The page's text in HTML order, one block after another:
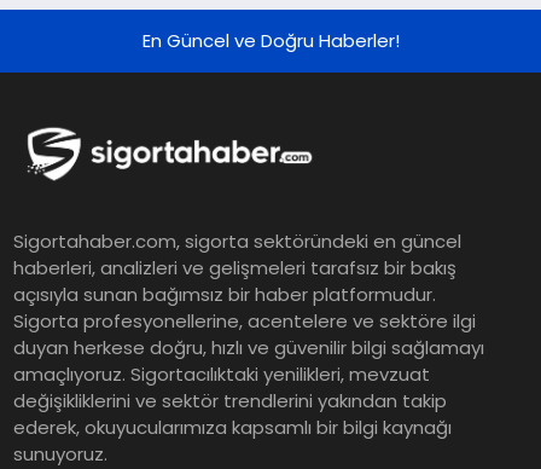
Grup Müdürü Olarak Atandı
ürünleri uzun vadeyi tutuyor
Şekerbank 2026 İlk Yarı Finansal
Sonuçları
ING Türkiye 2026 Yılının İlk
Yarısına İlişkin Konsolide Finansal
Sonuçlarını Açıkladı
En Güncel ve Doğru Haberler!
Sigortahaber.com, sigorta sektöründeki en güncel
haberleri, analizleri ve gelişmeleri tarafsız bir bakış
açısıyla sunan bağımsız bir haber platformudur.
Sigorta profesyonellerine, acentelere ve sektöre ilgi
duyan herkese doğru, hızlı ve güvenilir bilgi sağlamayı
amaçlıyoruz. Sigortacılıktaki yenilikleri, mevzuat
değişikliklerini ve sektör trendlerini yakından takip
ederek, okuyucularımıza kapsamlı bir bilgi kaynağı
sunuyoruz.